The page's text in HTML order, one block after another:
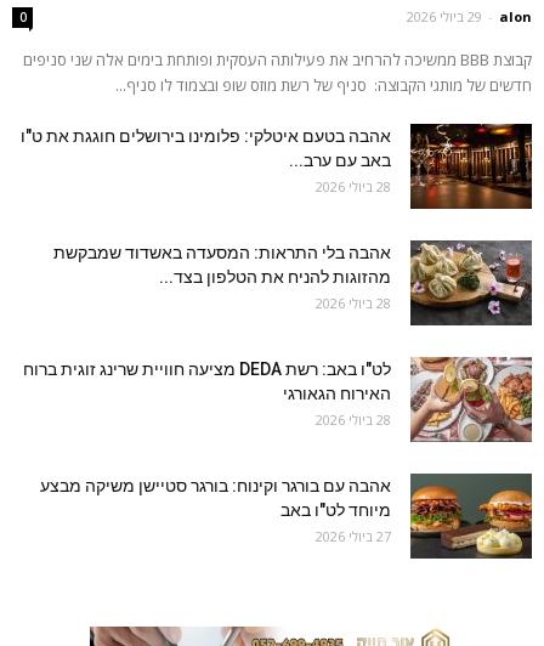
alon
- 29 ביולי 2026 0
קבוצת BBB ממשיכה להרחיב את פעילותה העסקית ופותחת בימים אלה שני סניפים
חדשים של מותגי הקבוצה: סניף של רשת מוזס שופ ובצמוד לו סניף...
אהבה בטעם איטלקי: פלומינו בירושלים חוגגת את ט"ו
באב עם ערב...
28 ביולי 2026
אהבה בלי התראות: המסעדה באשדוד שמבקשת
מהזוגות להניח את הטלפון בצד...
28 ביולי 2026
לט"ו באב: רשת DEDA מציעה חוויית שרינג זוגית ברוח
האירוח הגאורגי
28 ביולי 2026
אהבה עם בורגר וקינוח: בורגר סטיישן משיקה מבצע
מיוחד לט"ו באב
27 ביולי 2026